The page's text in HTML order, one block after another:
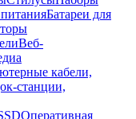
Батареи для
Веб-
кабели,
станции,
Оперативная